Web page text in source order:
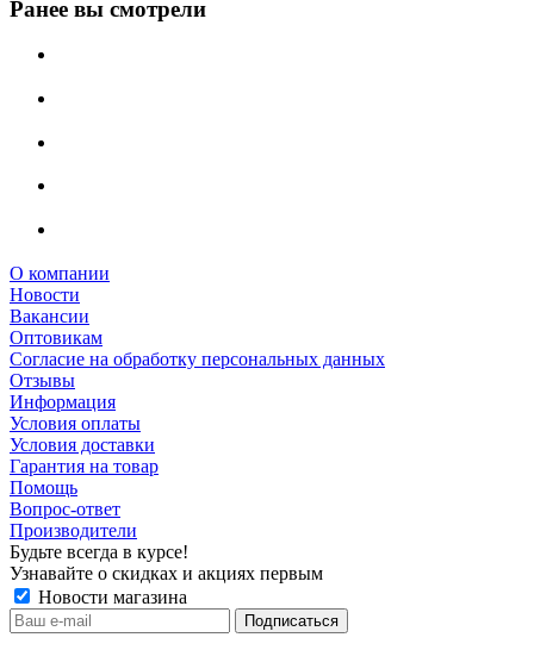
Ранее вы смотрели
О компании
Новости
Вакансии
Оптовикам
Cогласие на обработку персональных данных
Отзывы
Информация
Условия оплаты
Условия доставки
Гарантия на товар
Помощь
Вопрос-ответ
Производители
Будьте всегда в курсе!
Узнавайте о скидках и акциях первым
Новости магазина